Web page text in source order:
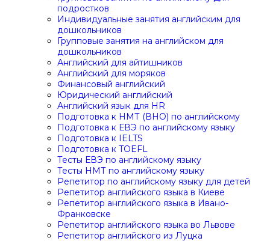
подростков
Индивидуальные занятия английским для
дошкольников
Групповые занятия на английском для
дошкольников
Английский для айтишников
Английский для моряков
Финансовый английский
Юридический английский
Английский язык для HR
Подготовка к НМТ (ВНО) по английскому
Подготовка к ЕВЭ по английскому языку
Подготовка к IELTS
Подготовка к TOEFL
Тесты ЕВЭ по английскому языку
Тесты НМТ по английскому языку
Репетитор по английскому языку для детей
Репетитор английского языка в Киеве
Репетитор английского языка в Ивано-
Франковске
Репетитор английского языка во Львове
Репетитор английского из Луцка